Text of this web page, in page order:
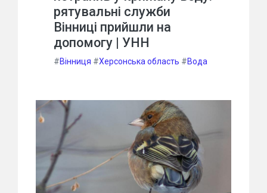
рятувальні служби
Вінниці прийшли на
допомогу | УНН
#Вінниця #Херсонська область #Вода